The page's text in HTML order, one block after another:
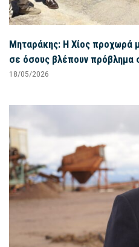
Μηταράκης: Η Χίος προχωρά
σε όσους βλέπουν πρόβλημα
18/05/2026